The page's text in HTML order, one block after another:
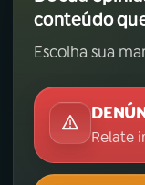
conteúdo
Escolha sua
Relate